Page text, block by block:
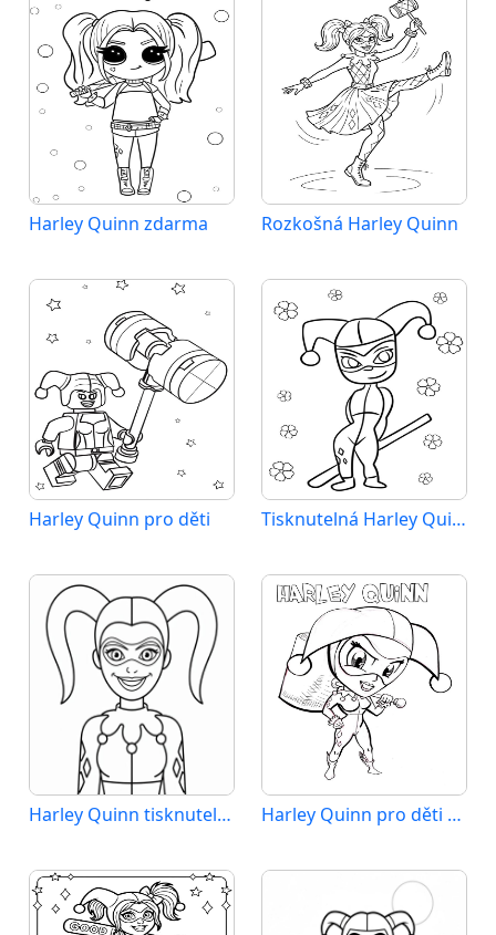
Harley Quinn zdarma Rozkošná Harley Quinn
Harley Quinn pro děti Tisknutelná Harley Quinn
Harley Quinn tisknutelná Harley Quinn pro děti 4 roky